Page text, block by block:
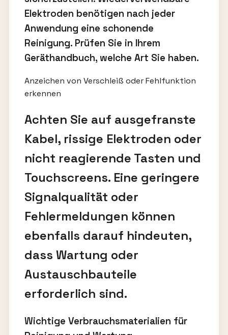
Elektroden benötigen nach jeder
Anwendung eine schonende
Reinigung. Prüfen Sie in Ihrem
Geräthandbuch, welche Art Sie haben.
Anzeichen von Verschleiß oder Fehlfunktion
erkennen
Achten Sie auf ausgefranste
Kabel, rissige Elektroden oder
nicht reagierende Tasten und
Touchscreens. Eine geringere
Signalqualität oder
Fehlermeldungen können
ebenfalls darauf hindeuten,
dass Wartung oder
Austauschbauteile
erforderlich sind.
Wichtige Verbrauchsmaterialien für